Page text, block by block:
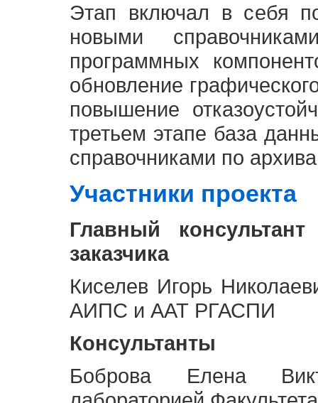
Этап включал в себя
новыми
программных
обновление
повышение
третьем этапе база
справочниками по
Участники проекта
Главный
заказчика
Киселев Игорь
АИПС и ААТ РГАСПИ
Консультанты
Боброва Елена